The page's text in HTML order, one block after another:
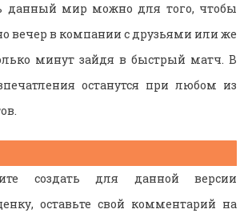
данный мир можно для того, чтобы
вечер в компании с друзьями или же
минут зайдя в быстрый матч. В
останутся при любом из
создать для данной версии
оставьте свой комментарий на